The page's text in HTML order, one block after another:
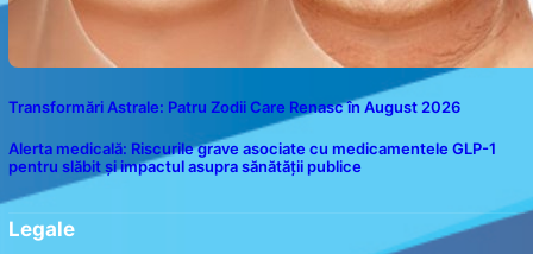
Transformări Astrale: Patru Zodii Care Renasc în August 2026
Alerta medicală: Riscurile grave asociate cu medicamentele GLP-1
pentru slăbit și impactul asupra sănătății publice
Legale